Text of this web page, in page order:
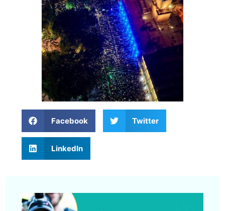
Facebook Twitter
LinkedIn